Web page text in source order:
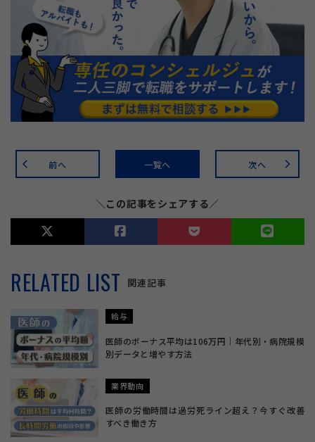
arrow_back_ios 前へ 一覧へ 次へ arrow_forward_ios
＼この記事をシェアする／
RELATED LIST 関連記事
給与
医師のボーナス平均は106万円｜年代別・病院規模
別データと増やす方法
業界動向
医師の労働時間は過労死ライン超え？今すぐ改善
すべき働き方